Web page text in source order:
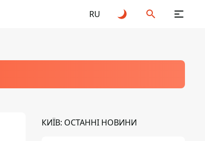
RU
КИЇВ: ОСТАННІ НОВИНИ